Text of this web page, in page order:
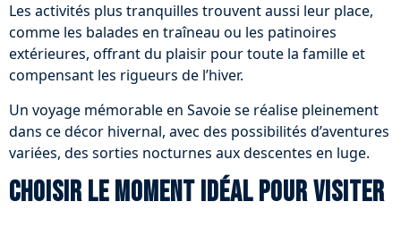
Les activités plus tranquilles trouvent aussi leur place,
comme les balades en traîneau ou les patinoires
extérieures, offrant du plaisir pour toute la famille et
compensant les rigueurs de l’hiver.
Un voyage mémorable en Savoie se réalise pleinement
dans ce décor hivernal, avec des possibilités d’aventures
variées, des sorties nocturnes aux descentes en luge.
Choisir le moment idéal pour visiter